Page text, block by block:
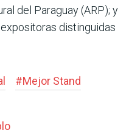
del Paraguay (ARP); y
distinguidas
#Mejor Stand